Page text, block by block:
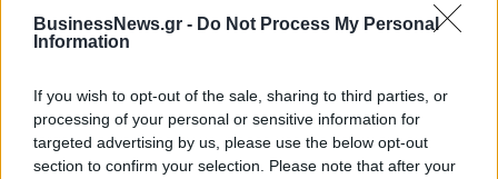
BusinessNews.gr - Do Not Process My Personal
Information
If you wish to opt-out of the sale, sharing to third parties, or
processing of your personal or sensitive information for
targeted advertising by us, please use the below opt-out
section to confirm your selection. Please note that after your
Τύπου
Η Chery επενδύει 75 εκατ. δολάρια στην KG Mobility